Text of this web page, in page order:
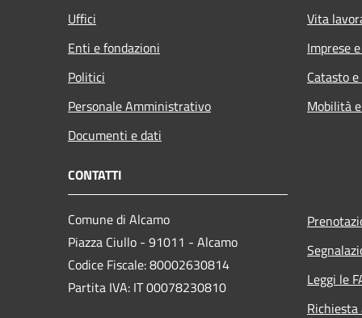
Uffici
Enti e fondazioni
Politici
Personale Amministrativo
Documenti e dati
Vita
Imprese
Catasto
Mobilità
CONTATTI
Comune di Alcamo
Piazza Ciullo - 91011 - Alcamo
Codice Fiscale: 80002630814
Partita IVA: IT 00078230810
Leggi le